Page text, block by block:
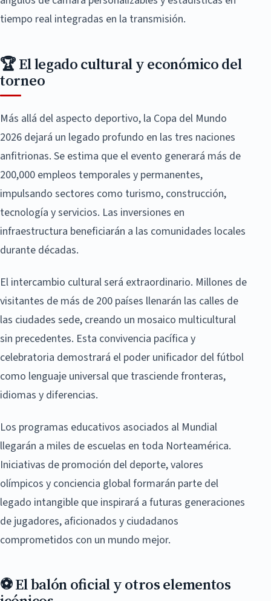
tiempo real integradas en la transmisión.
🏆 El legado cultural y económico del
torneo
Más allá del aspecto deportivo, la Copa del Mundo
2026 dejará un legado profundo en las tres naciones
anfitrionas. Se estima que el evento generará más de
200,000 empleos temporales y permanentes,
impulsando sectores como turismo, construcción,
tecnología y servicios. Las inversiones en
infraestructura beneficiarán a las comunidades locales
durante décadas.
El intercambio cultural será extraordinario. Millones de
visitantes de más de 200 países llenarán las calles de
las ciudades sede, creando un mosaico multicultural
sin precedentes. Esta convivencia pacífica y
celebratoria demostrará el poder unificador del fútbol
como lenguaje universal que trasciende fronteras,
idiomas y diferencias.
Los programas educativos asociados al Mundial
llegarán a miles de escuelas en toda Norteamérica.
Iniciativas de promoción del deporte, valores
olímpicos y conciencia global formarán parte del
legado intangible que inspirará a futuras generaciones
de jugadores, aficionados y ciudadanos
comprometidos con un mundo mejor.
⚽ El balón oficial y otros elementos